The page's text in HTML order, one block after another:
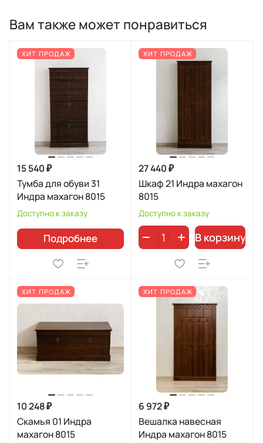
Вам также может понравиться
ХИТ ПРОДАЖ
15 540 ₽
Тумба для обуви 31
Индра махагон 8015
Доступно к заказу
Подробнее
ХИТ ПРОДАЖ
27 440 ₽
Шкаф 21 Индра махагон
8015
Доступно к заказу
В корзину
ХИТ ПРОДАЖ
10 248 ₽
Скамья 01 Индра
махагон 8015
ХИТ ПРОДАЖ
6 972 ₽
Вешалка навесная
Индра махагон 8015